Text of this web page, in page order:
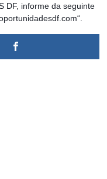
DF, informe da seguinte